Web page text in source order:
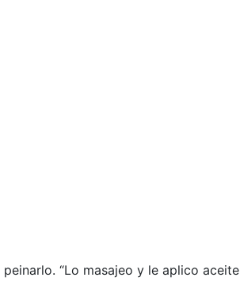
“Lo masajeo y le aplico aceite